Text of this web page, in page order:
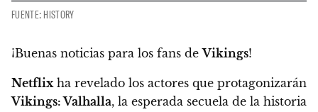
FUENTE: HISTORY
¡Buenas noticias para los fans deVikings!
Netflixha revelado los actores que protagonizarán
Vikings: Valhalla, la esperada secuela de la historia